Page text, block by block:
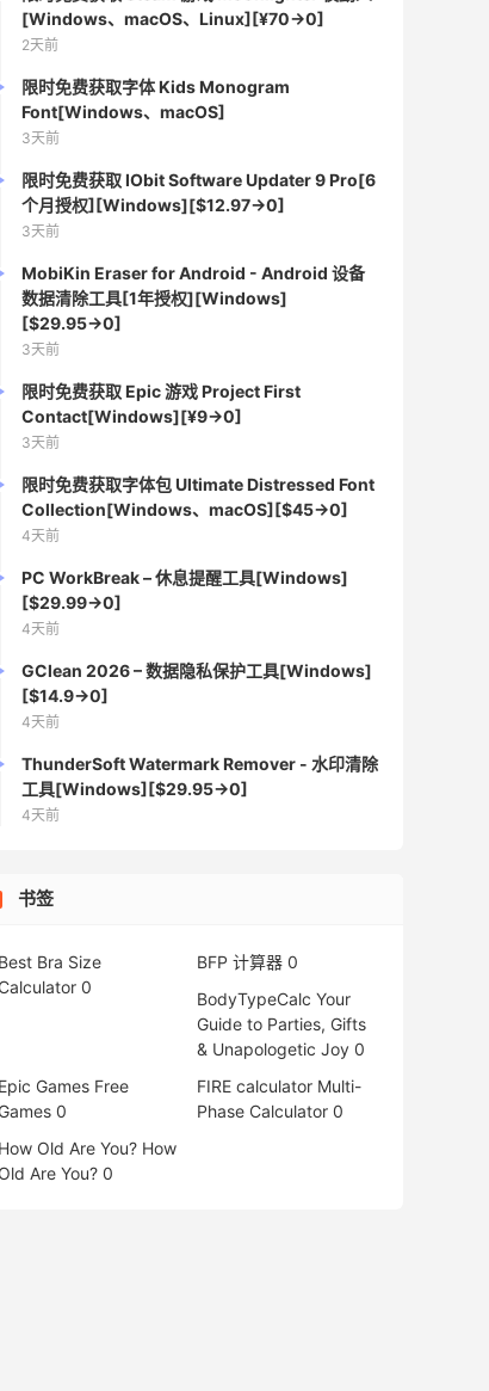
[Windows、macOS、Linux][¥70→0]
2天前
限时免费获取字体 Kids Monogram
Font[Windows、macOS]
3天前
限时免费获取 IObit Software Updater 9 Pro[6
个月授权][Windows][$12.97→0]
3天前
MobiKin Eraser for Android - Android 设备
数据清除工具[1年授权][Windows]
[$29.95→0]
3天前
限时免费获取 Epic 游戏 Project First
Contact[Windows][¥9→0]
3天前
限时免费获取字体包 Ultimate Distressed Font
Collection[Windows、macOS][$45→0]
4天前
PC WorkBreak – 休息提醒工具[Windows]
[$29.99→0]
4天前
GClean 2026 – 数据隐私保护工具[Windows]
[$14.9→0]
4天前
ThunderSoft Watermark Remover - 水印清除
工具[Windows][$29.95→0]
4天前
书签
Best Bra Size
Calculator 0
BFP 计算器 0
BodyTypeCalc Your
Guide to Parties, Gifts
& Unapologetic Joy 0
Epic Games Free
Games 0
FIRE calculator Multi-
Phase Calculator 0
How Old Are You? How
Old Are You? 0